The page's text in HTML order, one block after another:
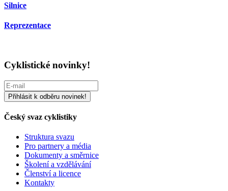
Silnice
Reprezentace
Cyklistické novinky!
Český svaz cyklistiky
Struktura svazu
Pro partnery a média
Dokumenty a směrnice
Školení a vzdělávání
Členství a licence
Kontakty